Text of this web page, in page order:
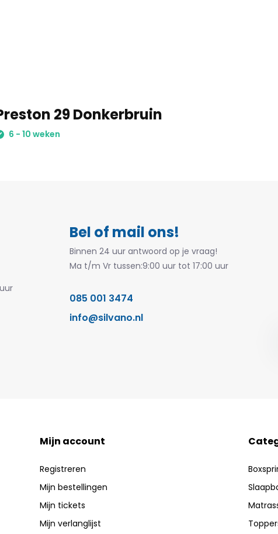
29 Donkerbruin
6 - 10 weken
Bel of mail ons!
Binnen 24 uur antwoord op je vraag!
Ma t/m Vr tussen:9:00 uur tot 17:00 uur
085 001 3474
info@silvano.nl
Mijn account
Registreren
Mijn bestellingen
Mijn tickets
Mijn verlanglijst